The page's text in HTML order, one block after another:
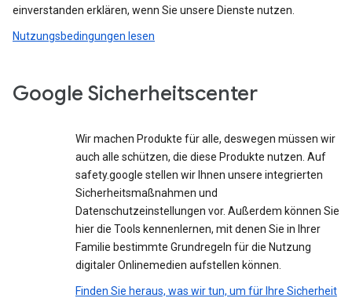
einverstanden erklären, wenn Sie unsere Dienste nutzen.
Nutzungsbedingungen lesen
Google Sicherheitscenter
Wir machen Produkte für alle, deswegen müssen wir
auch alle schützen, die diese Produkte nutzen. Auf
safety.google stellen wir Ihnen unsere integrierten
Sicherheitsmaßnahmen und
Datenschutzeinstellungen vor. Außerdem können Sie
hier die Tools kennenlernen, mit denen Sie in Ihrer
Familie bestimmte Grundregeln für die Nutzung
digitaler Onlinemedien aufstellen können.
Finden Sie heraus, was wir tun, um für Ihre Sicherheit